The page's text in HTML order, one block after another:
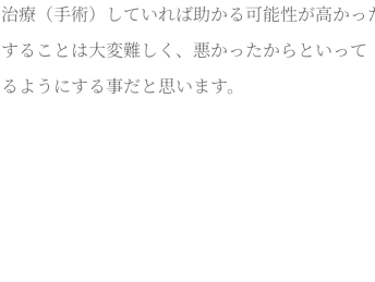
療（手術）していれば助かる可能性が高か
ることは大変難しく、悪かったからといっ
ようにする事だと思います。